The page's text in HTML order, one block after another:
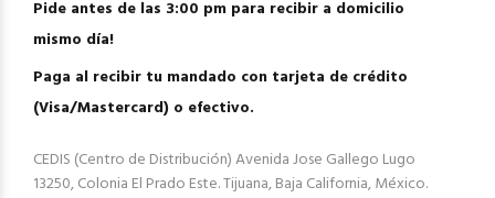
Pide antes de las 3:00 pm para recibir a domicilio
mismo día!
Paga al recibir tu mandado con tarjeta de crédito
(Visa/Mastercard) o efectivo.
CEDIS (Centro de Distribución) Avenida Jose Gallego Lugo
13250, Colonia El Prado Este. Tijuana, Baja California, México.